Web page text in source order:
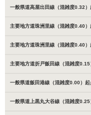
一般県道高屋出田線（混雑度0.32
主要地方道珠洲里線（混雑度0.40
主要地方道珠洲里線（混雑度0.40
主要地方道折戸飯田線（混雑度
一般県道飯田港線（混雑度0.00）
一般県道上黒丸大谷線（混雑度